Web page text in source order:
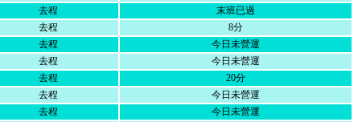
去程
末班已過
去程
8分
去程
今日未營運
去程
今日未營運
去程
20分
去程
今日未營運
去程
今日未營運